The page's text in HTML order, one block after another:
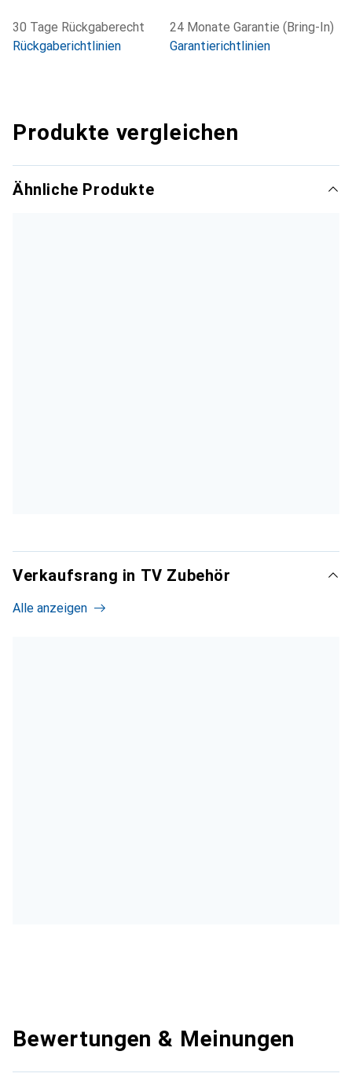
30 Tage Rückgaberecht
Rückgaberichtlinien
24 Monate Garantie (Bring-In)
Garantierichtlinien
Produkte vergleichen
Ähnliche Produkte
Verkaufsrang in TV Zubehör
Alle anzeigen
Bewertungen & Meinungen